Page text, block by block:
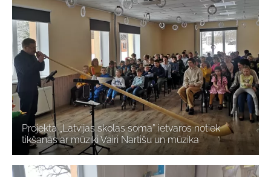
Projekta „Latvijas skolas soma” ietvaros notiek
tikšanās ar mūziķi Vairi Nartišu un mūzika